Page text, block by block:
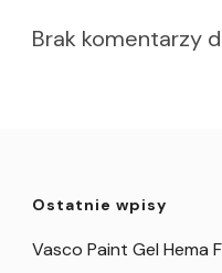
Brak komentarzy
Ostatnie wpisy
Vasco Paint Gel Hema